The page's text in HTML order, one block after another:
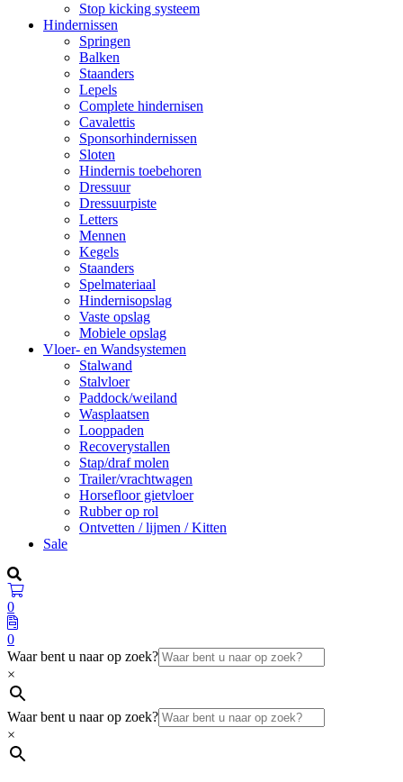
Stop kicking systeem
Hindernissen
Springen
Balken
Staanders
Lepels
Complete hindernisen
Cavalettis
Sponsorhindernissen
Sloten
Hindernis toebehoren
Dressuur
Dressuurpiste
Letters
Mennen
Kegels
Staanders
Spelmateriaal
Hindernisopslag
Vaste opslag
Mobiele opslag
Vloer- en Wandsystemen
Stalwand
Stalvloer
Paddock/weiland
Wasplaatsen
Looppaden
Recoverystallen
Stap/draf molen
Trailer/vrachtwagen
Horsefloor gietvloer
Rubber op rol
Ontvetten / lijmen / Kitten
Sale
0
0
Waar bent u naar op zoek?
×
Waar bent u naar op zoek?
×